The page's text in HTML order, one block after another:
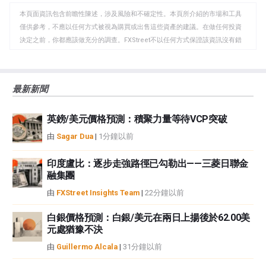
板
本頁面資訊包含前瞻性陳述，涉及風險和不確定性。本頁所介紹的市場和工具
僅供參考，不應以任何方式被視為購買或出售這些資產的建議。在做任何投資
決定之前，你都應該做充分的調查。FXStreet不以任何方式保證該資訊沒有錯
觀點，並不代表FXStreet或其廣告商的官方政策或立場。作者不對本頁連結的
如果文章正文中沒有明確提到，在撰寫本文時，作者在本文中提到的任何股票
中都沒有頭寸，也沒有與文中提到的任何公司有業務關係。除了FXStreet，作
者沒有收到撰寫這篇文章的報酬。
FXStreet和作者不提供個性化的建議。作者對該資訊的準確性、完整性或適用
性不作任何陳述。FXStreet和作者將不承擔任何錯誤，遺漏或任何損失，傷害
或損害由此資訊及其顯示或使用引起的。錯誤和遺漏除外。本文作者和
FXStreet並非註冊投資顧問，本文內容無意提供任何投資建議。
最新新聞
英鎊/美元價格預測：積聚力量等待VCP突破
由 Sagar Dua | 1分鐘以前
印度盧比：逐步走強路徑已勾勒出——三菱日聯金
融集團
由 FXStreet Insights Team | 22分鐘以前
白銀價格預測：白銀/美元在兩日上揚後於62.00美
元處猶豫不決
由 Guillermo Alcala | 31分鐘以前